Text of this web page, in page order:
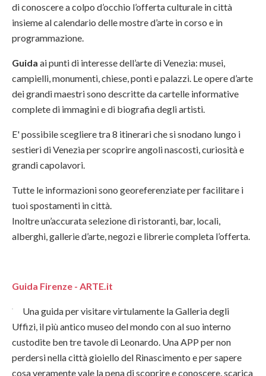
di conoscere a colpo d’occhio l’offerta culturale in città
insieme al calendario delle mostre d’arte in corso e in
programmazione.
Guida ai punti di interesse dell’arte di Venezia: musei,
campielli, monumenti, chiese, ponti e palazzi. Le opere d’arte
dei grandi maestri sono descritte da cartelle informative
complete di immagini e di biografia degli artisti.
E' possibile scegliere tra 8 itinerari che si snodano lungo i
sestieri di Venezia per scoprire angoli nascosti, curiosità e
grandi capolavori.
Tutte le informazioni sono georeferenziate per facilitare i
tuoi spostamenti in città.
Inoltre un’accurata selezione di ristoranti, bar, locali,
alberghi, gallerie d’arte, negozi e librerie completa l’offerta.
Guida Firenze - ARTE.it
Una guida per visitare virtulamente la Galleria degli
Uffizi, il più antico museo del mondo con al suo interno
custodite ben tre tavole di Leonardo. Una APP per non
perdersi nella città gioiello del Rinascimento e per sapere
cosa veramente vale la pena di scoprire e conoscere, scarica